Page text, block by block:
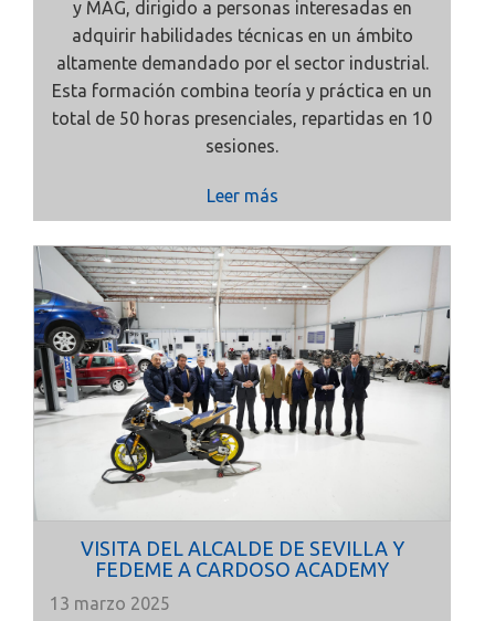
y MAG, dirigido a personas interesadas en
adquirir habilidades técnicas en un ámbito
altamente demandado por el sector industrial.
Esta formación combina teoría y práctica en un
total de 50 horas presenciales, repartidas en 10
sesiones.
Leer más
VISITA DEL ALCALDE DE SEVILLA Y
FEDEME A CARDOSO ACADEMY
13 marzo 2025